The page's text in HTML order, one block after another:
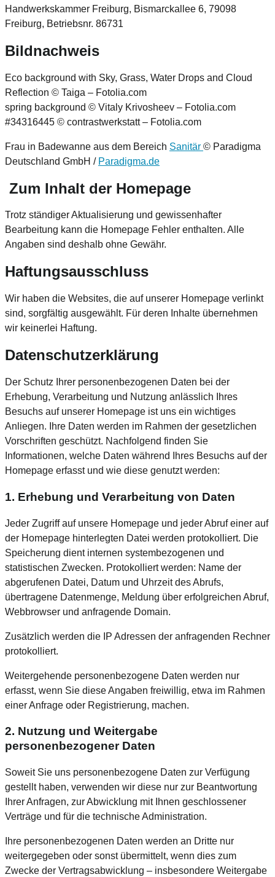
Handwerkskammer Freiburg, Bismarckallee 6, 79098
Freiburg, Betriebsnr. 86731
Bildnachweis
Eco background with Sky, Grass, Water Drops and Cloud
Reflection © Taiga – Fotolia.com
spring background © Vitaly Krivosheev – Fotolia.com
#34316445 © contrastwerkstatt – Fotolia.com
Frau in Badewanne aus dem Bereich Sanitär © Paradigma
Deutschland GmbH / Paradigma.de
Zum Inhalt der Homepage
Trotz ständiger Aktualisierung und gewissenhafter
Bearbeitung kann die Homepage Fehler enthalten. Alle
Angaben sind deshalb ohne Gewähr.
Haftungsausschluss
Wir haben die Websites, die auf unserer Homepage verlinkt
sind, sorgfältig ausgewählt. Für deren Inhalte übernehmen
wir keinerlei Haftung.
Datenschutzerklärung
Der Schutz Ihrer personenbezogenen Daten bei der
Erhebung, Verarbeitung und Nutzung anlässlich Ihres
Besuchs auf unserer Homepage ist uns ein wichtiges
Anliegen. Ihre Daten werden im Rahmen der gesetzlichen
Vorschriften geschützt. Nachfolgend finden Sie
Informationen, welche Daten während Ihres Besuchs auf der
Homepage erfasst und wie diese genutzt werden:
1. Erhebung und Verarbeitung von Daten
Jeder Zugriff auf unsere Homepage und jeder Abruf einer auf
der Homepage hinterlegten Datei werden protokolliert. Die
Speicherung dient internen systembezogenen und
statistischen Zwecken. Protokolliert werden: Name der
abgerufenen Datei, Datum und Uhrzeit des Abrufs,
übertragene Datenmenge, Meldung über erfolgreichen Abruf,
Webbrowser und anfragende Domain.
Zusätzlich werden die IP Adressen der anfragenden Rechner
protokolliert.
Weitergehende personenbezogene Daten werden nur
erfasst, wenn Sie diese Angaben freiwillig, etwa im Rahmen
einer Anfrage oder Registrierung, machen.
2. Nutzung und Weitergabe
personenbezogener Daten
Soweit Sie uns personenbezogene Daten zur Verfügung
gestellt haben, verwenden wir diese nur zur Beantwortung
Ihrer Anfragen, zur Abwicklung mit Ihnen geschlossener
Verträge und für die technische Administration.
Ihre personenbezogenen Daten werden an Dritte nur
weitergegeben oder sonst übermittelt, wenn dies zum
Zwecke der Vertragsabwicklung – insbesondere Weitergabe